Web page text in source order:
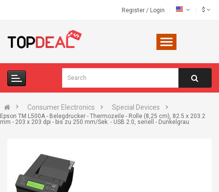
Register / Login $
Consumer Electronics Special Devices
Epson TM L500A - Belegdrucker - Thermozeile - Rolle (8,25 cm), 82.5 x 203.2
mm - 203 x 203 dpi - bis zu 250 mm/Sek. - USB 2.0, seriell - Dunkelgrau